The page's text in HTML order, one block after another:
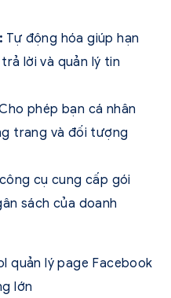
Tự động hóa giúp hạn
lời và quản lý tin
phép bạn cá nhân
trang và đối tượng
cụ cung cấp gói
sách của doanh